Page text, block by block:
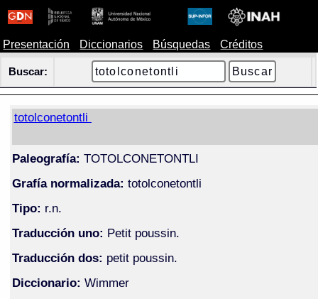
Presentación Diccionarios Búsquedas Créditos
Buscar:
totolconetontli
Paleografía: TOTOLCONETONTLI
Grafía normalizada: totolconetontli
Tipo: r.n.
Traducción uno: Petit poussin.
Traducción dos: petit poussin.
Diccionario: Wimmer